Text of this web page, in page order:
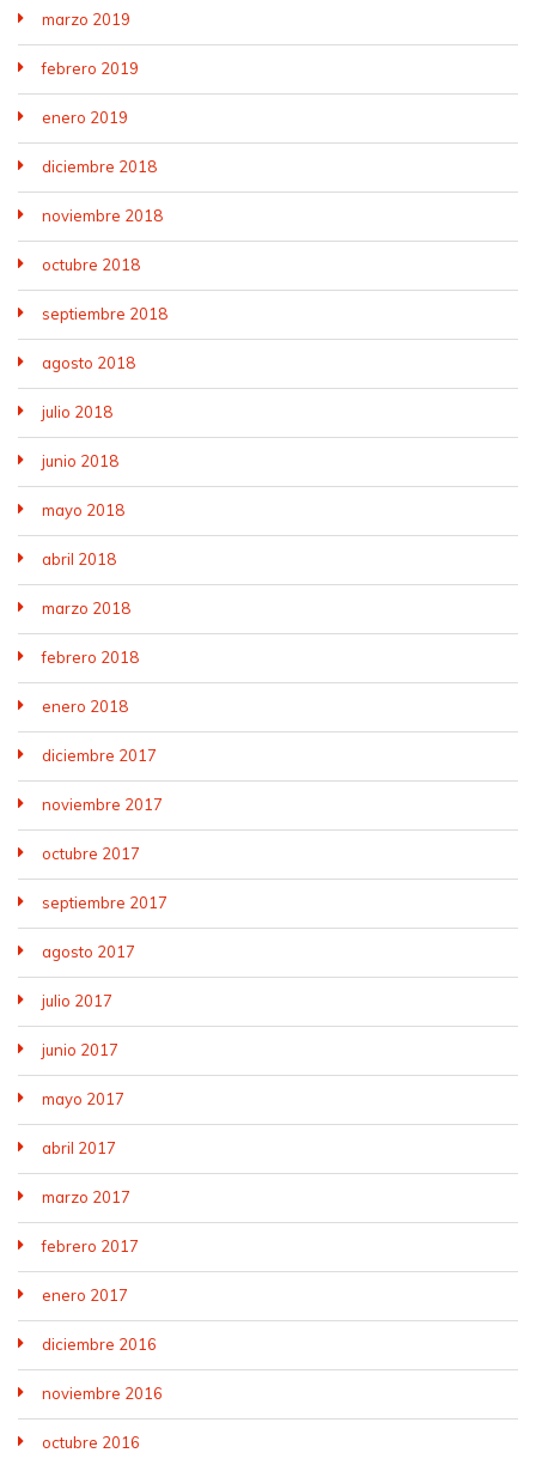
marzo 2019
febrero 2019
enero 2019
diciembre 2018
noviembre 2018
octubre 2018
septiembre 2018
agosto 2018
julio 2018
junio 2018
mayo 2018
abril 2018
marzo 2018
febrero 2018
enero 2018
diciembre 2017
noviembre 2017
octubre 2017
septiembre 2017
agosto 2017
julio 2017
junio 2017
mayo 2017
abril 2017
marzo 2017
febrero 2017
enero 2017
diciembre 2016
noviembre 2016
octubre 2016